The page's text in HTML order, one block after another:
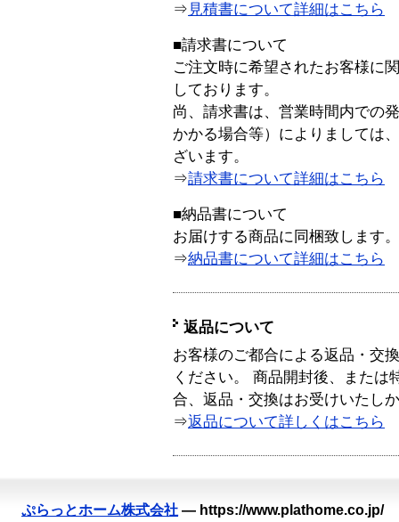
⇒ 見積書について詳細はこちら
■請求書について
ご注文時に希望されたお客様に
しております。
尚、請求書は、営業時間内での
かかる場合等）によりましては
ざいます。
⇒請求書について詳細はこちら
■納品書について
お届けする商品に同梱致します。
⇒納品書について詳細はこちら
返品について
お客様のご都合による返品・交
ください。 商品開封後、または
合、返品・交換はお受けいたし
⇒返品について詳しくはこちら
ぷらっとホーム株式会社 — https://www.plathome.co.jp/